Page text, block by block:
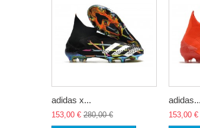
adidas x...
153,00 € 280,00 €
adidas...
153,00 €